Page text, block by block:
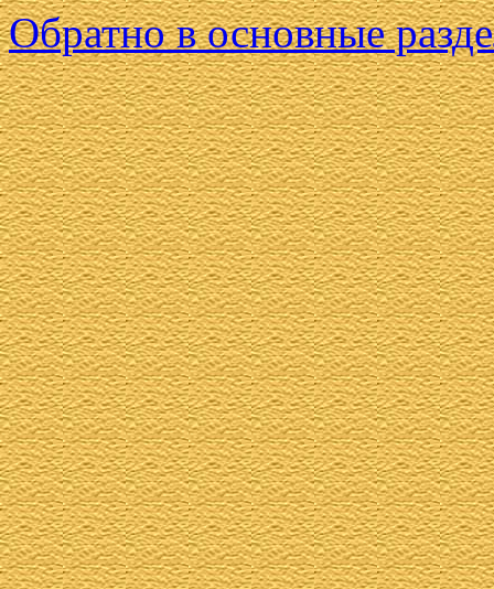
Обратно в основные